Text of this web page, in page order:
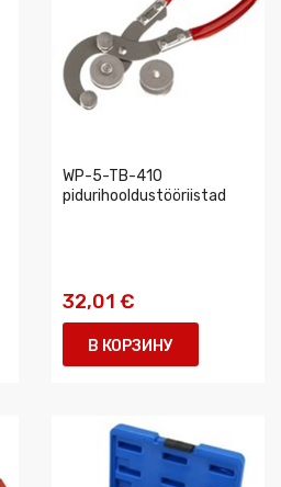
WP-5-TB-410
pidurihooldustööriistad
32,01 €
В КОРЗИНУ